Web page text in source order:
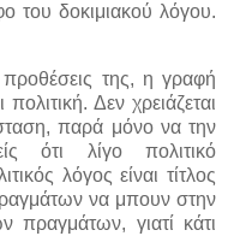
του δοκιμιακού λόγου.
προθέσεις της, η γραφή
Δεν χρειάζεται
παρά μόνο να την
ότι λίγο πολιτικό
λόγος είναι τίτλος
να μπουν στην
πραγμάτων, γιατί κάτι